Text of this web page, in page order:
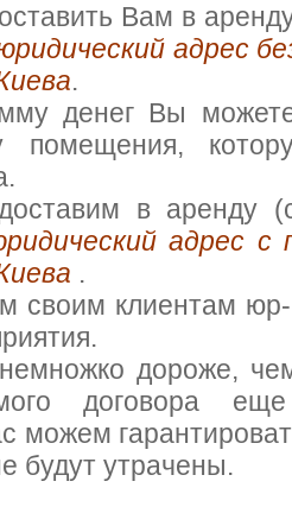
Вам в
адрес
.
денег Вы
помещения,
в аренду
адрес
.
клиентам юр-
дороже,
договора
можем
будут утрачены.